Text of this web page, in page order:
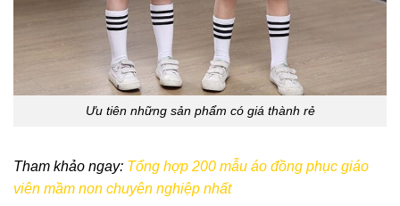
Ưu tiên những sản phẩm có giá thành rẻ
Tham khảo ngay: Tổng hợp 200 mẫu áo đồng phục giáo
viên mầm non chuyên nghiệp nhất